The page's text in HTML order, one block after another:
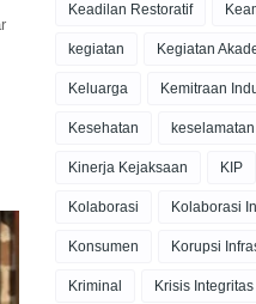
Keadilan Restoratif
kegiatan Kegiatan
Keluarga Kemitraan
Kesehatan
Kinerja Kejaksaan KIP
Kolaborasi Kolaborasi
Konsumen Korupsi
Kriminal Krisis Integritas